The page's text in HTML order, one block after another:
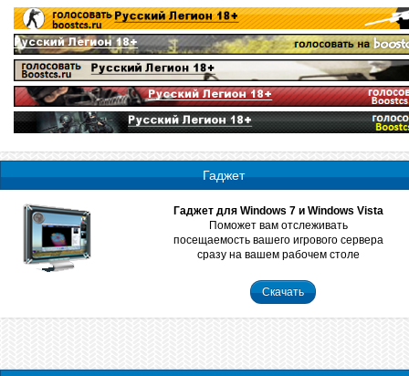
Гаджет
Гаджет для Windows 7 и Windows Vista
Поможет вам отслеживать
посещаемость вашего игрового сервера
сразу на вашем рабочем столе
Скачать